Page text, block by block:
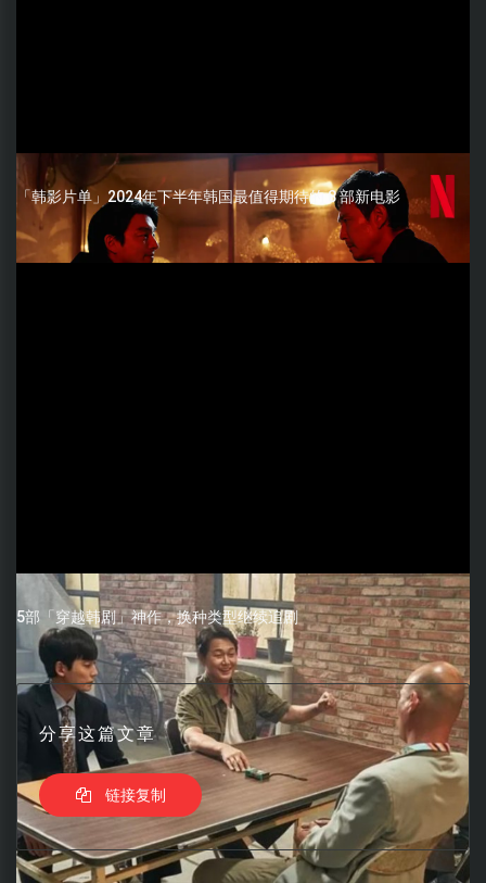
「韩影片单」2024年下半年韩国最值得期待的 8 部新电影
5部「穿越韩剧」神作，换种类型继续追剧
分享这篇文章
链接复制